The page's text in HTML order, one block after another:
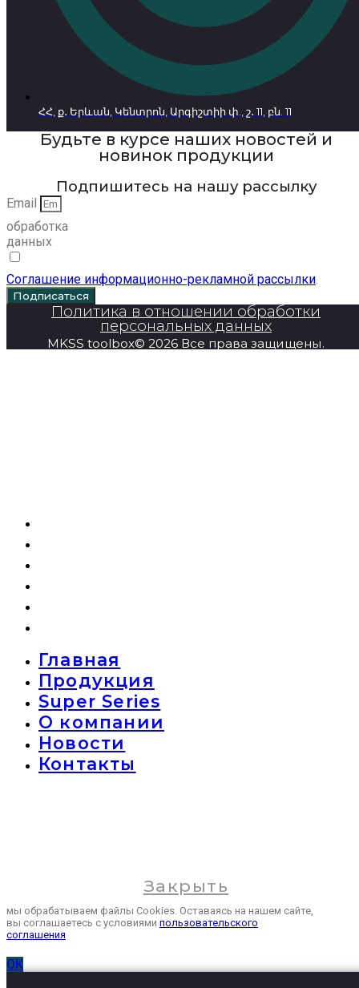
ՀՀ, ք․ Երևան, Կենտրոն, Արգիշտիի փ., շ․ 11, բն. 11
Будьте в курсе наших новостей и
новинок продукции
Подпишитесь на нашу рассылку
Email
обработка
данных
Соглашение информационно-рекламной рассылки.
Подписаться
Политика в отношении обработки
персональных данных
MKSS toolbox© 2026 Все права защищены.
Главная
Продукция
Super Series
О компании
Новости
Контакты
Закрыть
мы обрабатываем файлы Cookies. Оставаясь на нашем сайте,
вы соглашаетесь с условиями пользовательского
соглашения
ОК